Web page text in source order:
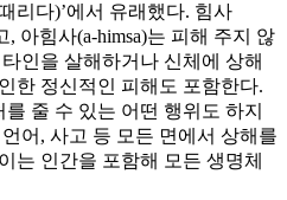
리다)’에서 유래했다. 힘사
, 아힘사(a-himsa)는 피해 주지 않
인을 살해하거나 신체에 상해
한 정신적인 피해도 포함한다.
줄 수 있는 어떤 행위도 하지
어, 사고 등 모든 면에서 상해를
는 인간을 포함해 모든 생명체